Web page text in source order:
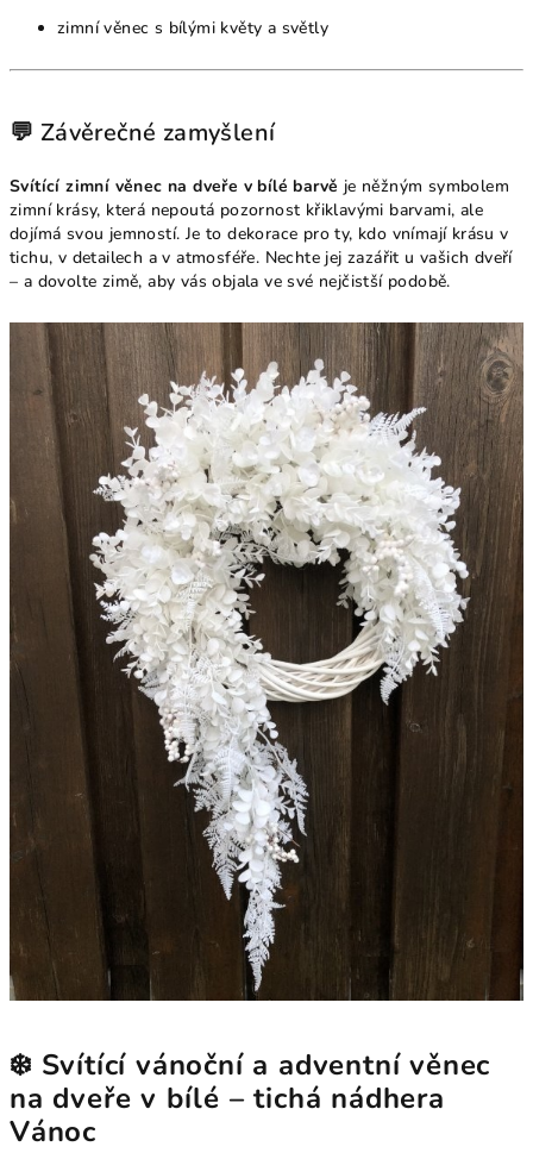
zimní věnec s bílými květy a světly
💬 Závěrečné zamyšlení
Svítící zimní věnec na dveře v bílé barvě je něžným symbolem
zimní krásy, která nepoutá pozornost křiklavými barvami, ale
dojímá svou jemností. Je to dekorace pro ty, kdo vnímají krásu v
tichu, v detailech a v atmosféře. Nechte jej zazářit u vašich dveří
– a dovolte zimě, aby vás objala ve své nejčistší podobě.
❄️ Svítící vánoční a adventní věnec
na dveře v bílé – tichá nádhera
Vánoc